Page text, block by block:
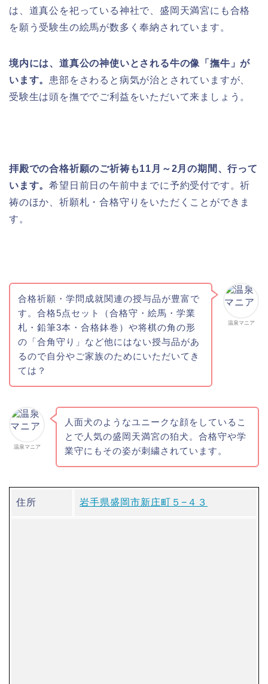
は、道真公を祀っている神社で、盛岡天満宮にも合格
を願う受験生の絵馬が数多く奉納されています。
境内には、道真公の神使いとされる牛の像「撫牛」が
います。 患部をさわると病気が治とされていますが、
受験生は頭を撫ででご利益をいただいて来ましょう。
拝殿での合格祈願のご祈祷も11月～2月の期間、行って
います。希望日前日の午前中までに予約受付です。祈
祷のほか、祈願札・合格守りをいただくことができま
す。
温泉マニア
合格祈願・学問成就関連の授与品が豊富で
す。合格5点セット（合格守・絵馬・学業
札・鉛筆3本・合格鉢巻）や将棋の角の形
の「合角守り」など他にはない授与品があ
るので自分やご家族のためにいただいてき
ては？
温泉マニア
人面犬のようなユニークな顔をしているこ
とで人気の盛岡天満宮の狛犬。合格守や学
業守にもその姿が刺繍されています。
住所 岩手県盛岡市新庄町５−４３